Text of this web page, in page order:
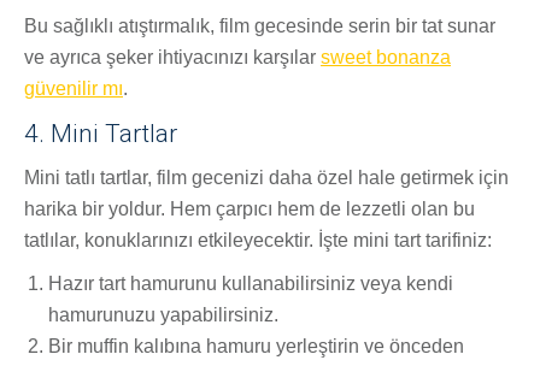
Bu sağlıklı atıştırmalık, film gecesinde serin bir tat sunar
ve ayrıca şeker ihtiyacınızı karşılar sweet bonanza
güvenilir mı.
4. Mini Tartlar
Mini tatlı tartlar, film gecenizi daha özel hale getirmek için
harika bir yoldur. Hem çarpıcı hem de lezzetli olan bu
tatlılar, konuklarınızı etkileyecektir. İşte mini tart tarifiniz:
Hazır tart hamurunu kullanabilirsiniz veya kendi
hamurunuzu yapabilirsiniz.
Bir muffin kalıbına hamuru yerleştirin ve önceden